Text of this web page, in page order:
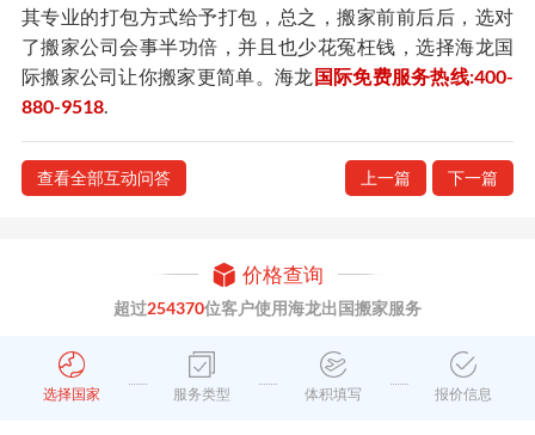
其专业的打包方式给予打包，总之，搬家前前后后，选对
了搬家公司会事半功倍，并且也少花冤枉钱，选择海龙国
际搬家公司让你搬家更简单。海龙国际免费服务热线:400-
880-9518.
查看全部互动问答 上一篇 下一篇
价格查询
超过254370位客户使用海龙出国搬家服务
选择国家 服务类型 体积填写 报价信息